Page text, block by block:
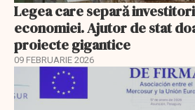
Legea care separă
economiei. Ajutor de stat
proiecte gigantice
09 FEBRUARIE 2026